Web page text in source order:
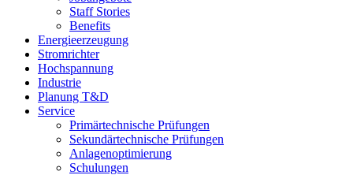
Staff Stories
Benefits
Energieerzeugung
Stromrichter
Hochspannung
Industrie
Planung T&D
Service
Primärtechnische Prüfungen
Sekundärtechnische Prüfungen
Anlagenoptimierung
Schulungen